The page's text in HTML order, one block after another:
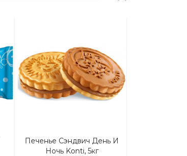
Печенье Сэндвич День И
Ночь Konti, 5кг